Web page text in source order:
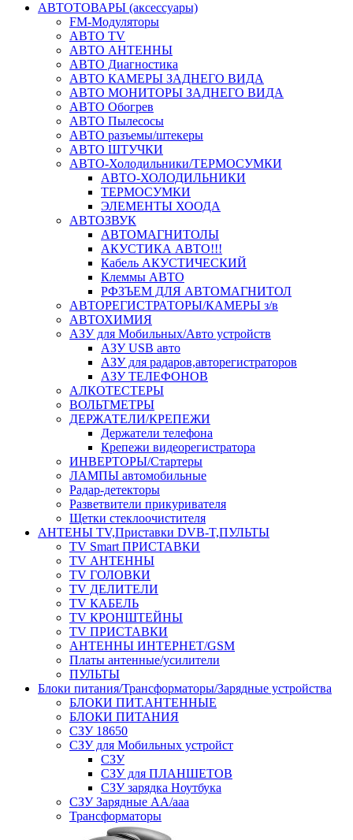
АВТОТОВАРЫ (аксессуары)
FM-Модуляторы
АВТО TV
АВТО АНТЕННЫ
АВТО Диагностика
АВТО КАМЕРЫ ЗАДНЕГО ВИДА
АВТО МОНИТОРЫ ЗАДНЕГО ВИДА
АВТО Обогрев
АВТО Пылесосы
АВТО разъемы/штекеры
АВТО ШТУЧКИ
АВТО-Холодильники/ТЕРМОСУМКИ
АВТО-ХОЛОДИЛЬНИКИ
ТЕРМОСУМКИ
ЭЛЕМЕНТЫ ХООДА
АВТОЗВУК
АВТОМАГНИТОЛЫ
АКУСТИКА АВТО!!!
Кабель АКУСТИЧЕСКИЙ
Клеммы АВТО
РФЗЪЕМ ДЛЯ АВТОМАГНИТОЛ
АВТОРЕГИСТРАТОРЫ/КАМЕРЫ з/в
АВТОХИМИЯ
АЗУ для Мобильных/Авто устройств
АЗУ USB авто
АЗУ для радаров,авторегистраторов
АЗУ ТЕЛЕФОНОВ
АЛКОТЕСТЕРЫ
ВОЛЬТМЕТРЫ
ДЕРЖАТЕЛИ/КРЕПЕЖИ
Держатели телефона
Крепежи видеорегистратора
ИНВЕРТОРЫ/Стартеры
ЛАМПЫ автомобильные
Радар-детекторы
Разветвители прикуривателя
Щетки стеклоочистителя
АНТЕНЫ ТV,Приставки DVB-T,ПУЛЬТЫ
TV Smart ПРИСТАВКИ
TV АНТЕННЫ
TV ГОЛОВКИ
TV ДЕЛИТЕЛИ
TV КАБЕЛЬ
TV КРОНШТЕЙНЫ
TV ПРИСТАВКИ
АНТЕННЫ ИНТЕРНЕТ/GSM
Платы антенные/усилители
ПУЛЬТЫ
Блоки питания/Трансформаторы/Зарядные устройства
БЛОКИ ПИТ.АНТЕННЫЕ
БЛОКИ ПИТАНИЯ
СЗУ 18650
СЗУ для Мобильных устройст
СЗУ
СЗУ для ПЛАНШЕТОВ
СЗУ зарядка Ноутбука
СЗУ Зарядные АА/ааа
Трансформаторы